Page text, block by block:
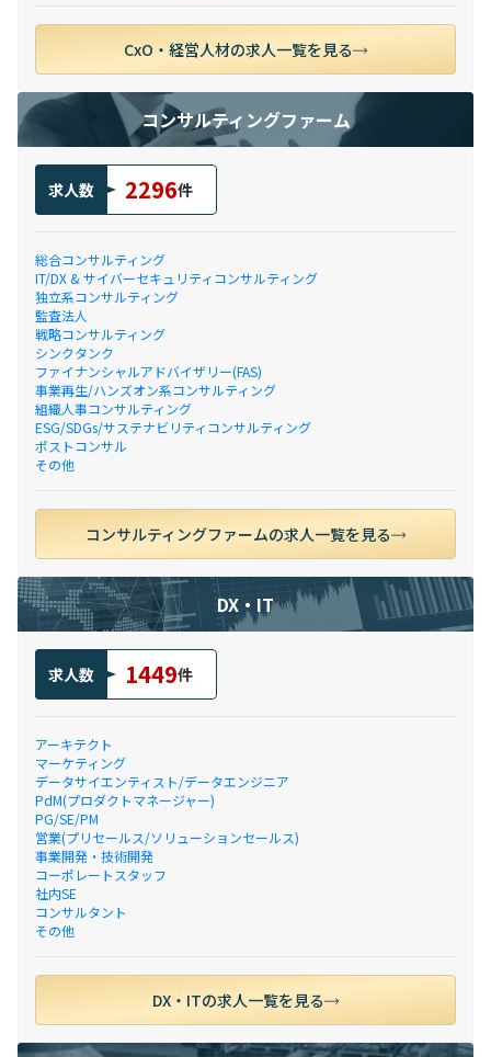
CxO・経営人材の求人一覧を見る
コンサルティングファーム
求人数 2296件
総合コンサルティング
IT/DX & サイバーセキュリティコンサルティング
独立系コンサルティング
監査法人
戦略コンサルティング
シンクタンク
ファイナンシャルアドバイザリー(FAS)
事業再生/ハンズオン系コンサルティング
組織人事コンサルティング
ESG/SDGs/サステナビリティコンサルティング
ポストコンサル
その他
コンサルティングファームの求人一覧を見る
DX・IT
求人数 1449件
アーキテクト
マーケティング
データサイエンティスト/データエンジニア
PdM(プロダクトマネージャー)
PG/SE/PM
営業(プリセールス/ソリューションセールス)
事業開発・技術開発
コーポレートスタッフ
社内SE
コンサルタント
その他
DX・ITの求人一覧を見る